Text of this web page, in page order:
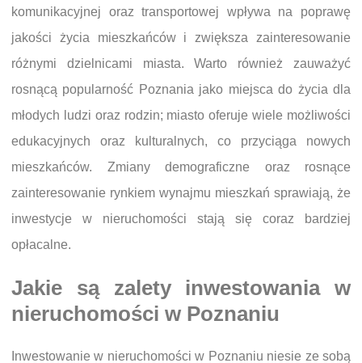
komunikacyjnej oraz transportowej wpływa na poprawę
jakości życia mieszkańców i zwiększa zainteresowanie
różnymi dzielnicami miasta. Warto również zauważyć
rosnącą popularność Poznania jako miejsca do życia dla
młodych ludzi oraz rodzin; miasto oferuje wiele możliwości
edukacyjnych oraz kulturalnych, co przyciąga nowych
mieszkańców. Zmiany demograficzne oraz rosnące
zainteresowanie rynkiem wynajmu mieszkań sprawiają, że
inwestycje w nieruchomości stają się coraz bardziej
opłacalne.
Jakie są zalety inwestowania w
nieruchomości w Poznaniu
Inwestowanie w nieruchomości w Poznaniu niesie ze sobą